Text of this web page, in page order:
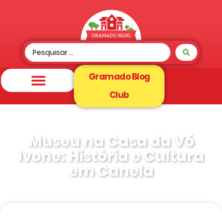
Gramado Blog
Club
Museu na Casa da Vó
Ivone: História e Cultura
em Canela